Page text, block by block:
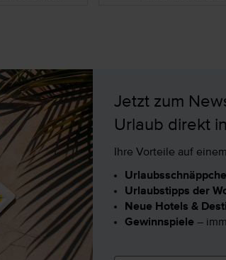
Jetzt zum
Urlaub direkt
Ihre Vorteile auf
Urlaubstipps der
Neue Hotels &
Gewinnspiele –